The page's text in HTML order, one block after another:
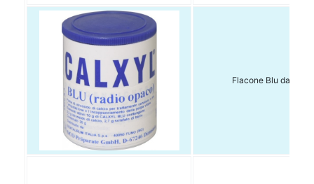
Flacone Blu da 20gr